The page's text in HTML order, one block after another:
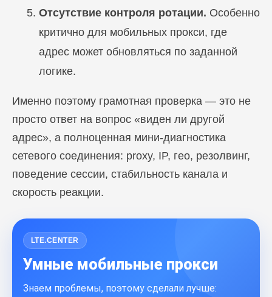
Отсутствие контроля ротации. Особенно
критично для мобильных прокси, где
адрес может обновляться по заданной
логике.
Именно поэтому грамотная проверка — это не
просто ответ на вопрос «виден ли другой
адрес», а полноценная мини-диагностика
сетевого соединения: proxy, IP, гео, резолвинг,
поведение сессии, стабильность канала и
скорость реакции.
LTE.CENTER
Умные мобильные прокси
Знаем проблемы, поэтому сделали лучше: